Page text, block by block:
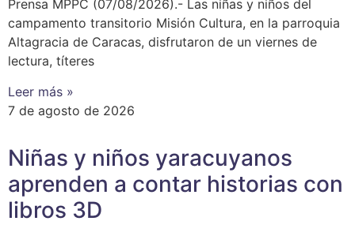
Prensa MPPC (07/08/2026).- Las niñas y niños del
campamento transitorio Misión Cultura, en la parroquia
Altagracia de Caracas, disfrutaron de un viernes de
lectura, títeres
Leer más »
7 de agosto de 2026
Niñas y niños yaracuyanos
aprenden a contar historias con
libros 3D